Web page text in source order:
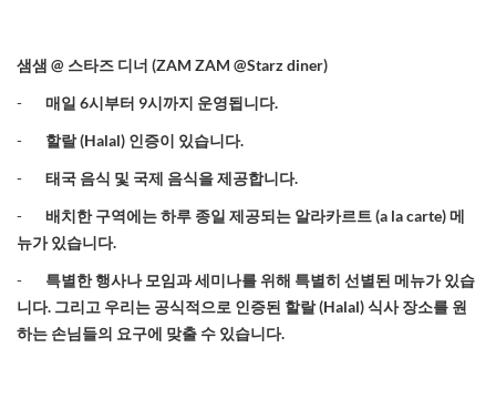
샘샘 @ 스타즈 디너 (ZAM ZAM @Starz diner)
- 매일 6시부터 9시까지 운영됩니다.
- 할랄(Halal) 인증이 있습니다.
- 태국 음식 및 국제 음식을제공합니다.
- 배치한 구역에는하루 종일 제공되는 알라카르트(a la carte)메
뉴가 있습니다.
- 특별한행사나 모임과세미나를 위해 특별히 선별된 메뉴가 있습
니다. 그리고 우리는 공식적으로 인증된 할랄(Halal)식사 장소를 원
하는 손님들의 요구에 맞출 수 있습니다.